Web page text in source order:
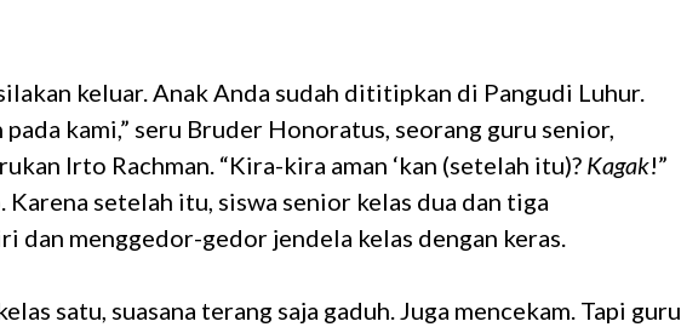
keluar. Anak Anda sudah dititipkan di Pangudi Luhur.
pada kami,” seru Bruder Honoratus, seorang guru senior,
Irto Rachman. “Kira-kira aman ‘kan (setelah itu)? Kagak!”
Karena setelah itu, siswa senior kelas dua dan tiga
dan menggedor-gedor jendela kelas dengan keras.
satu, suasana terang saja gaduh. Juga mencekam. Tapi guru